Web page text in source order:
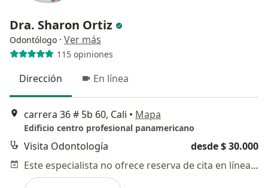
Dra. Sharon Ortiz
Odontólogo · Ver más
115 opiniones
Dirección En línea
carrera 36 # 5b 60, Cali • Mapa
Edificio centro profesional panamericano
Visita Odontología
desde $ 30.000
Este especialista no ofrece reserva de cita en línea en esta dirección.